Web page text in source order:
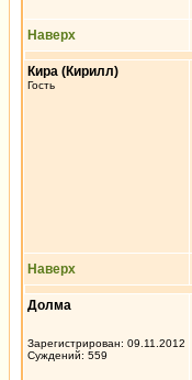
Наверх
Кира (Кирилл)
Гость
Наверх
Долма
Зарегистрирован: 09.11.2012
Суждений: 559